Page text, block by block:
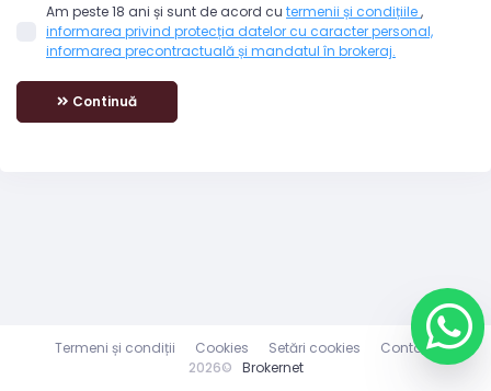
Am peste 18 ani și sunt de acord cu termenii și condițiile,
informarea privind protecția datelor cu caracter personal,
informarea precontractuală și mandatul în brokeraj.
Continuă
2026© Brokernet
Termeni și condiții Cookies Setări cookies Contact